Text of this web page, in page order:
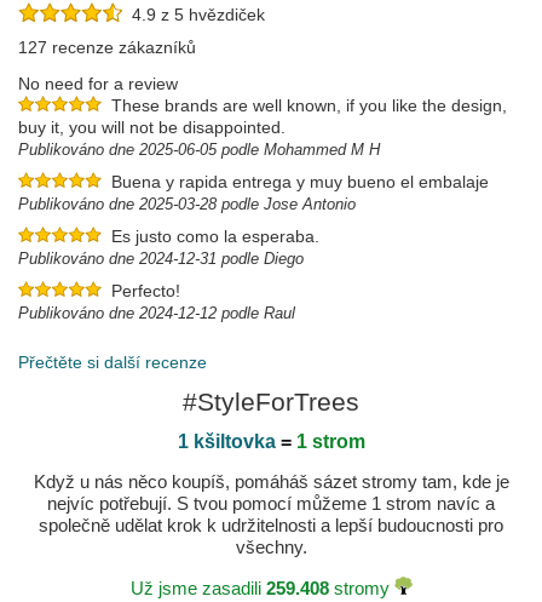
4.9 z 5 hvězdiček
127 recenze zákazníků
No need for a review
These brands are well known, if you like the design,
buy it, you will not be disappointed.
Publikováno dne 2025-06-05 podle Mohammed M H
Buena y rapida entrega y muy bueno el embalaje
Publikováno dne 2025-03-28 podle Jose Antonio
Es justo como la esperaba.
Publikováno dne 2024-12-31 podle Diego
Perfecto!
Publikováno dne 2024-12-12 podle Raul
Přečtěte si další recenze
#StyleForTrees
1 kšiltovka= 1 strom
Když u nás něco koupíš, pomáháš sázet stromy tam, kde je
nejvíc potřebují. S tvou pomocí můžeme 1 strom navíc a
společně udělat krok k udržitelnosti a lepší budoucnosti pro
všechny.
Už jsme zasadili 259.408stromy